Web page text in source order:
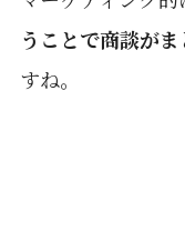
うことで商談が
すね。